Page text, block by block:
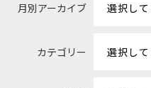
月別アーカイブ
カテゴリー